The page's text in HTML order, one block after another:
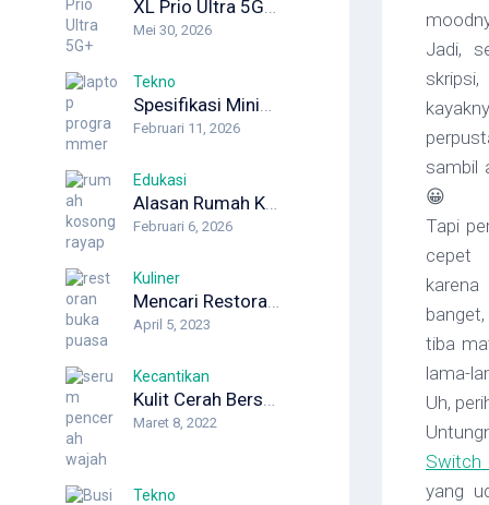
XL Prio Ultra 5G+: Internet Unlimited dengan Koneksi Maksimal
Mei 30, 2026
Tekno
Spesifikasi Minimum Laptop Programmer yang Wajib Diketahui Developer
Februari 11, 2026
Edukasi
Alasan Rumah Kosong Justru Lebih Berisiko Rayap
Februari 6, 2026
Kuliner
Mencari Restoran Buka Puasa dengan Hidangan Khas dari Berbagai Daerah
April 5, 2023
Kecantikan
Kulit Cerah Berseri dengan Serum Pencerah Wajah dari Pond’s
Maret 8, 2022
Tekno
Jadi,
sambil
😀
Tapi
cepet
karena
tiba
lama-
Uh,
Switch
yang